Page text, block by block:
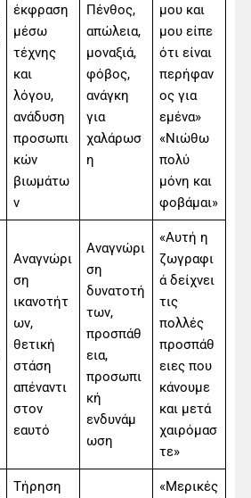
έκφραση
μέσω
τέχνης
και
λόγου,
ανάδυση
προσωπι
κών
βιωμάτω
ν
Πένθος,
απώλεια,
μοναξιά,
φόβος,
ανάγκη
για
χαλάρωσ
η
μου και
μου είπε
ότι είναι
περήφαν
ος για
εμένα»
«Νιώθω
πολύ
μόνη και
φοβάμαι»
Αναγνώρι
ση
ικανοτήτ
ων,
θετική
στάση
απέναντι
στον
εαυτό
Αναγνώρι
ση
δυνατοτή
των,
προσπάθ
εια,
προσωπι
κή
ενδυνάμ
ωση
«Αυτή η
ζωγραφι
ά δείχνει
τις
πολλές
προσπάθ
ειες που
κάνουμε
και μετά
χαιρόμασ
τε»
Τήρηση
«Μερικές